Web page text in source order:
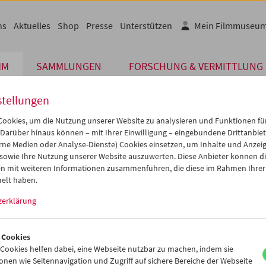
SAMMLUNGEN FORSCHUNG & VERMITTLUNG
Aktuelles Shop Presse Unterstützen Mein
Die von Ihnen angeforderte Seite konnte
dafür könnten sein, dass Sie eine falsche oder veraltete URL
einmal. Oder aber wir haben die betreffende Seite
Vielleicht können Sie den von Ihnen gewünschten
um die Nutzung unserer Website zu analysieren und Funktionen
hinaus können – mit Ihrer Einwilligung – eingebundene
Medien oder Analyse-Dienste) Cookies einsetzen, um Inhalte und
Ihre Nutzung unserer Website auszuwerten. Diese Anbieter können
mit weiteren Informationen zusammenführen, die diese im Rahmen
haben.
helfen dabei, eine Webseite nutzbar zu machen, indem sie
wie Seitennavigation und Zugriff auf sichere Bereiche der Webseite